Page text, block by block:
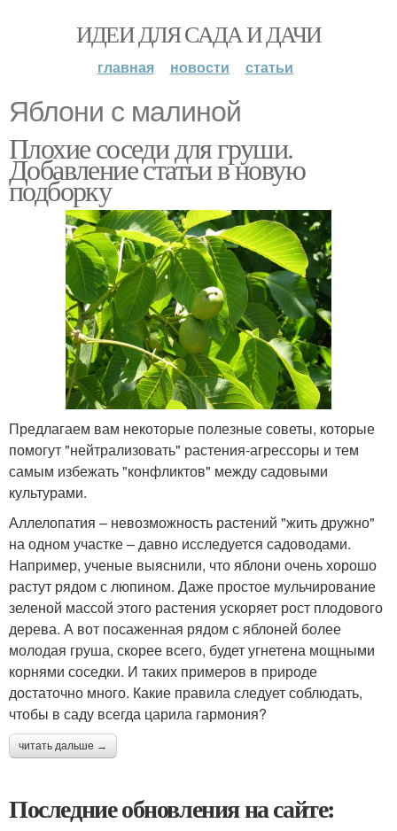
ИДЕИ ДЛЯ САДА И ДАЧИ
главная новости статьи
Яблони с малиной
Плохие соседи для груши.
Добавление статьи в новую
подборку
Предлагаем вам некоторые полезные советы, которые
помогут "нейтрализовать" растения-агрессоры и тем
самым избежать "конфликтов" между садовыми
культурами.
Аллелопатия – невозможность растений "жить дружно"
на одном участке – давно исследуется садоводами.
Например, ученые выяснили, что яблони очень хорошо
растут рядом с люпином. Даже простое мульчирование
зеленой массой этого растения ускоряет рост плодового
дерева. А вот посаженная рядом с яблоней более
молодая груша, скорее всего, будет угнетена мощными
корнями соседки. И таких примеров в природе
достаточно много. Какие правила следует соблюдать,
чтобы в саду всегда царила гармония?
читать дальше →
Последние обновления на сайте: